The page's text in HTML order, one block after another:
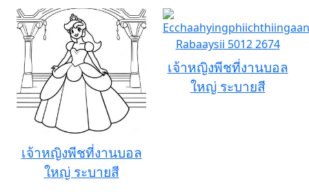
เจ้าหญิงพีชที่งานบอล
ใหญ่ ระบายสี
เจ้าหญิงพีชที่งานบอล
ใหญ่ ระบายสี